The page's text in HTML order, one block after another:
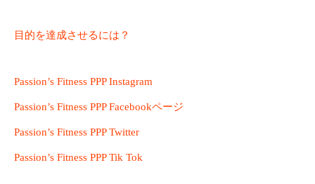
目的を達成させるには？
Passion’s Fitness PPP Instagram
Passion’s Fitness PPP Facebookページ
Passion’s Fitness PPP Twitter
Passion’s Fitness PPP Tik Tok